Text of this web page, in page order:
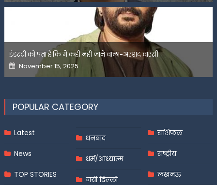
इंडस्ट्री को पता है कि मैं कहीं नहीं जाने वाला-अरशद वारसी
Posted
on
November 15, 2025
POPULAR CATEGORY
Latest
News
TOP STORIES
धनबाद
धर्म/आध्यात्म
नयी दिल्ली
राशिफल
राष्ट्रीय
लखनऊ